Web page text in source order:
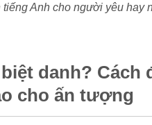
tiếng Anh cho người yêu
danh?
cho ấn tượng